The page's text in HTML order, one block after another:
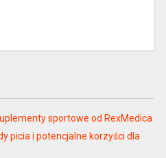
sportowe od RexMedica
picia i potencjalne korzyści dla